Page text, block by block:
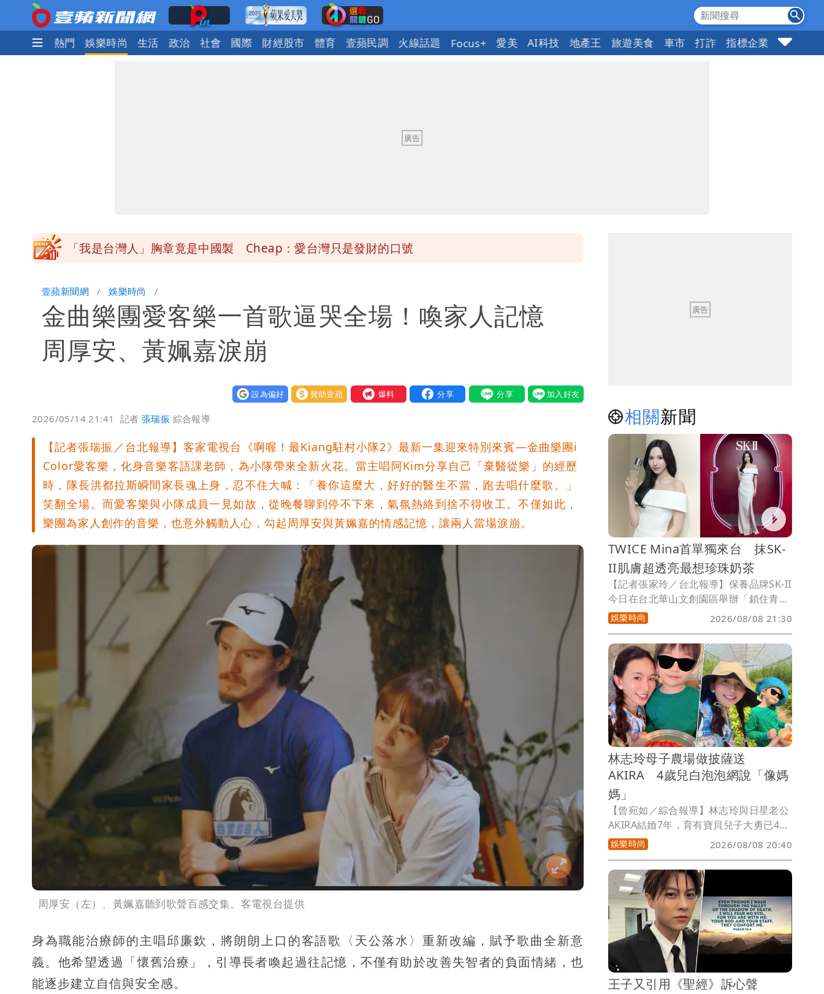
焦點 熱門 娛樂時尚 生活 政治 社會 國際 財經股市 體育 壹蘋民調 火線話題 Focus+ 愛美 AI科技 地產王 旅遊美食 車市 打詐 指標企業 壹蘋頭家
「我是台灣人」胸章竟是中國製 Cheap：愛台灣只是發財的口號
颱風白海豚暴風圈縮小 未來強度有減弱趨勢
壹蘋新聞網 娛樂時尚
金曲樂團愛客樂一首歌逼哭全場！喚家人記憶
周厚安、黃姵嘉淚崩
設為偏好 贊助壹蘋 我要爆料
2026/05/14 21:41 記者張瑞振 綜合報導
【記者張瑞振／台北報導】客家電視台《啊喔！最Kiang駐村小隊2》最新一集迎來特別來賓—金曲樂團i
Color愛客樂，化身音樂客語課老師，為小隊帶來全新火花。當主唱阿Kim分享自己「棄醫從樂」的經歷
時，隊長洪都拉斯瞬間家長魂上身，忍不住大喊：「養你這麼大，好好的醫生不當，跑去唱什麼歌。」
笑翻全場。而愛客樂與小隊成員一見如故，從晚餐聊到停不下來，氣氛熱絡到捨不得收工。不僅如此，
樂團為家人創作的音樂，也意外觸動人心，勾起周厚安與黃姵嘉的情感記憶，讓兩人當場淚崩。
周厚安（左）、黃姵嘉聽到歌聲百感交集。客電視台提供
身為職能治療師的主唱邱廉欽，將朗朗上口的客語歌〈天公落水〉重新改編，賦予歌曲全新意
義。他希望透過「懷舊治療」，引導長者喚起過往記憶，不僅有助於改善失智者的負面情緒，也
能逐步建立自信與安全感。
相關新聞
TWICE Mina首單獨來台 抹SK-
II肌膚超透亮最想珍珠奶茶
【記者張家玲／台北報導】保養品牌SK-II
今日在台北華山文創園區舉辦「鎖住青春
PITERA體驗展」，特別邀請全球品牌大
使、TWICE成員Mina（名井南）現身，
這也是她首度單獨在台出席活動，透露昨
天就已經先來晃了一圈，表示「台灣的食
物特別想念珍珠奶茶和夜市小吃」。
娛樂時尚 2026/08/08 21:30
林志玲母子農場做披薩送
AKIRA 4歲兒白泡泡網說「像媽
媽」
【曾宛如／綜合報導】林志玲與日星老公
AKIRA結婚7年，育有寶貝兒子大勇已4
歲，今天父親節，AKIRA在工作中，個人
巡演「URBAN SAVAGE」，今明2天在台
北Clapper Studio登場，愛妻林志玲則在
IG秀出帶著獨自帶著兒子去農場的照片，
她笑說「今天，他親手做了一個 Pizza 蛋
糕送給爸爸，Pizza 上有一個可愛的笑
臉，也裝滿了孩子最純粹的心意」，隔空
為AKIRA過父親節。
娛樂時尚 2026/08/08 20:40
王子又引用《聖經》訴心聲